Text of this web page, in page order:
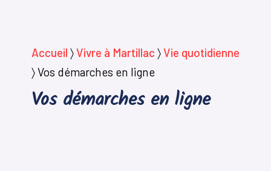
Accueil 〉Vivre à Martillac 〉Vie quotidienne
〉Vos démarches en ligne
Vos démarches en ligne